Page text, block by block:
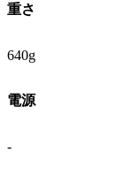
重さ
640g
電源
-